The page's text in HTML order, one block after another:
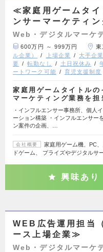
≪家庭用ゲームタ
ンサーマーケティン
Web・デジタルマーケ
600万円 ～ 999万円 東
ル企業）
上場企業 大手企業
要
転勤なし 土日祝休み
ートワーク可能
育児支援制度
家庭用ゲームタイトルの
マーケティング業務を担
・インフルエンサー事務所、個人
ーション構築 ・インフルエンサー
ン案件の企画、…
会社概要
家庭用ゲーム機、PC
ドゲーム、 プライズやデジタルサ
興味あり
WEB広告運用担当
ース上場企業≫
Web・デジタルマーケ